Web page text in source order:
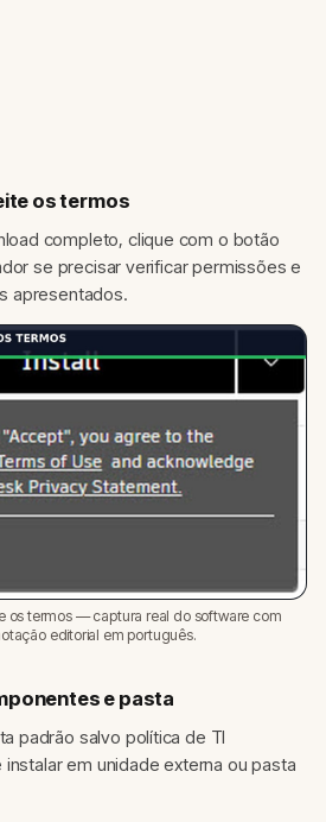
os termos
completo, clique com o botão
se precisar verificar permissões e
apresentados.
os termos — captura real do software com
editorial em português.
e pasta
padrão salvo política de TI
em unidade externa ou pasta